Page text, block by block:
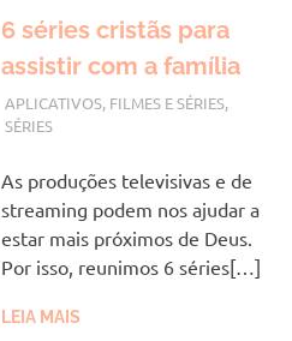
6 séries cristãs para
assistir com a família
NOVEMBRO 14, 2022
VANESSA
APLICATIVOS, FILMES E SÉRIES,
SÉRIES
As produções televisivas e de
streaming podem nos ajudar a
estar mais próximos de Deus.
Por isso, reunimos 6 séries[…]
LEIA MAIS